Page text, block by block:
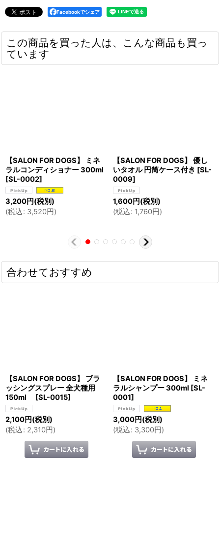
Facebookでシェア
この商品を買った人は、こんな商品も買っ
ています
【SALON FOR DOGS】 ミネ
ラルコンディショナー 300ml
[SL-0002]
3,200円(税別)
(税込: 3,520円)
【SALON FOR DOGS】 優し
いタオル 円筒ケース付き [SL-
0009]
1,600円(税別)
(税込: 1,760円)
合わせておすすめ
【SALON FOR DOGS】 ブラ
ッシングスプレー 全犬種用
150ml
[SL-0015]
2,100円(税別)
(税込: 2,310円)
【SALON FOR DOGS】 ミネ
ラルシャンプー 300ml [SL-
0001]
3,000円(税別)
(税込: 3,300円)